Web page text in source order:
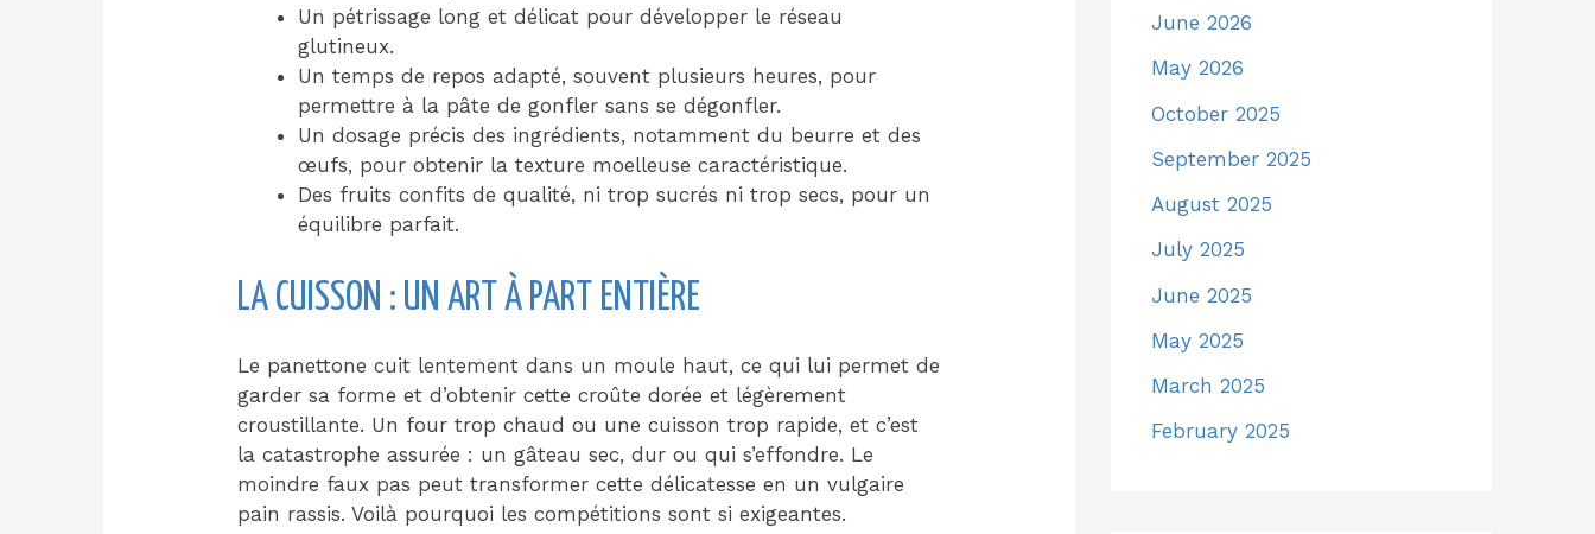
Un pétrissage long et délicat pour développer le réseau
glutineux.
Un temps de repos adapté, souvent plusieurs heures, pour
permettre à la pâte de gonfler sans se dégonfler.
Un dosage précis des ingrédients, notamment du beurre et des
œufs, pour obtenir la texture moelleuse caractéristique.
Des fruits confits de qualité, ni trop sucrés ni trop secs, pour un
équilibre parfait.
LA CUISSON : UN ART À PART ENTIÈRE
Le panettone cuit lentement dans un moule haut, ce qui lui permet de
garder sa forme et d’obtenir cette croûte dorée et légèrement
croustillante. Un four trop chaud ou une cuisson trop rapide, et c’est
la catastrophe assurée : un gâteau sec, dur ou qui s’effondre. Le
moindre faux pas peut transformer cette délicatesse en un vulgaire
pain rassis. Voilà pourquoi les compétitions sont si exigeantes.
June 2026
May 2026
October 2025
September 2025
August 2025
July 2025
June 2025
May 2025
March 2025
February 2025